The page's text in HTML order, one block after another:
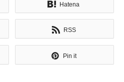
Hatena
RSS
Pin it